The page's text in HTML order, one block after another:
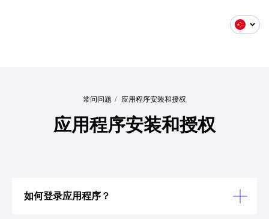
常问问题 / 应用程序安装和授权
应用程序安装和授权
如何登录应用程序？